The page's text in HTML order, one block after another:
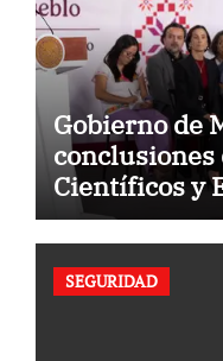
Gobierno de
conclusiones
Científicos y
SEGURIDAD